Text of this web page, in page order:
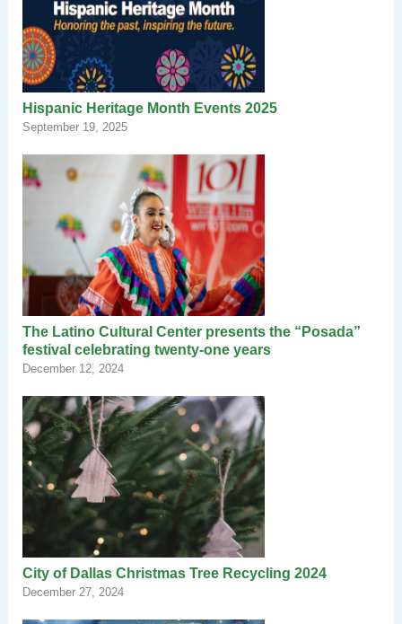
Hispanic Heritage Month Events 2025
September 19, 2025
The Latino Cultural Center presents the “Posada”
festival celebrating twenty-one years
December 12, 2024
City of Dallas Christmas Tree Recycling 2024
December 27, 2024